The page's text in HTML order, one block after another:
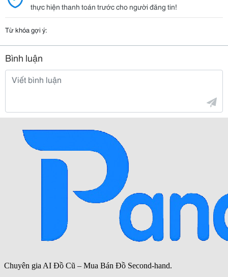
thực hiện thanh toán trước cho người đăng tin!
Từ khóa gợi ý:
Bình luận